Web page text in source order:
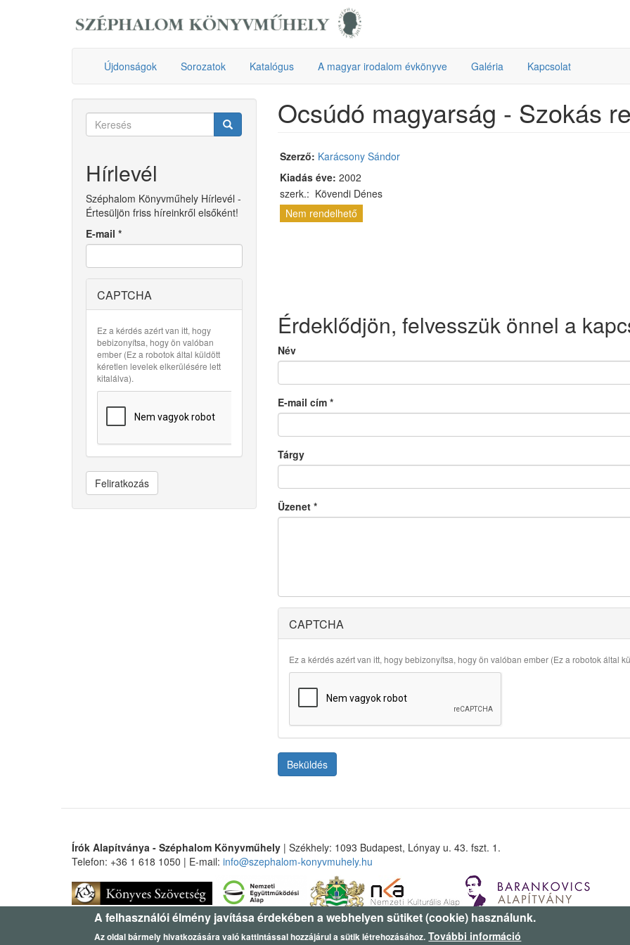
Újdonságok Sorozatok Katalógus A magyar irodalom évkönyve Galéria Kapcsolat
Keresés
Hírlevél
Széphalom Könyvműhely Hírlevél -
Értesüljön friss híreinkről elsőként!
E-mail *
CAPTCHA
Ez a kérdés azért van itt, hogy
bebizonyítsa, hogy ön valóban
ember (Ez a robotok által küldött
kéretlen levelek elkerülésére lett
kitalálva).
Feliratkozás
Ocsúdó magyarság - Szokás
Szerző: Karácsony Sándor
Kiadás éve: 2002
szerk.: Kövendi Dénes
Nem rendelhető
Érdeklődjön, felvesszük önnel a
Név
E-mail cím *
Tárgy
Üzenet *
CAPTCHA
Ez a kérdés azért van itt, hogy bebizonyítsa, hogy ön valóban ember (Ez a robotok által
Beküldés
Írók Alapítványa - Széphalom Könyvműhely | Székhely: 1093 Budapest, Lónyay u. 43. fszt. 1.
Telefon: +36 1 618 1050 | E-mail: info@szephalom-konyvmuhely.hu
A felhasználói élmény javítása érdekében a webhelyen sütiket (cookie) használunk.
Az oldal bármely hivatkozására való kattintással hozzájárul a sütik létrehozásához. További információ